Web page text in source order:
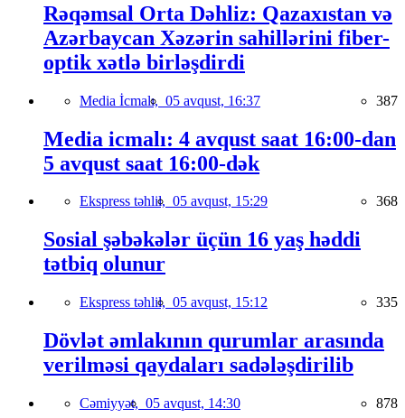
Rəqəmsal Orta Dəhliz: Qazaxıstan və
Azərbaycan Xəzərin sahillərini fiber-
optik xətlə birləşdirdi
Media İcmalı, 05 avqust, 16:37 387
Media icmalı: 4 avqust saat 16:00-dan
5 avqust saat 16:00-dək
Ekspress təhlil, 05 avqust, 15:29 368
Sosial şəbəkələr üçün 16 yaş həddi
tətbiq olunur
Ekspress təhlil, 05 avqust, 15:12 335
Dövlət əmlakının qurumlar arasında
verilməsi qaydaları sadələşdirilib
Cəmiyyət, 05 avqust, 14:30 878